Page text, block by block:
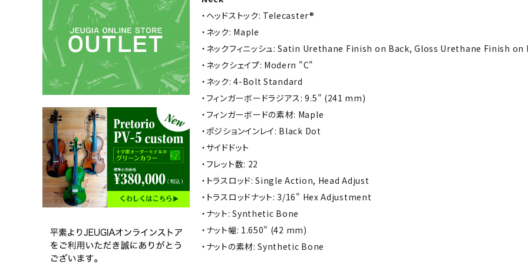
・ヘッドストック: Telecaster®
・ネック: Maple
・ネックフィニッシュ: Satin Urethane Finish on Back, Gloss Urethane Finish
・ネックシェイプ: Modern "C"
・ネック: 4-Bolt Standard
・フィンガーボードラジアス: 9.5" (241 mm)
・フィンガーボードの素材: Maple
・ポジションインレイ: Black Dot
・サイドドット
・フレット数: 22
・トラスロッド: Single Action, Head Adjust
・トラスロッドナット: 3/16" Hex Adjustment
・ナット: Synthetic Bone
・ナット幅: 1.650" (42 mm)
・ナットの素材: Synthetic Bone